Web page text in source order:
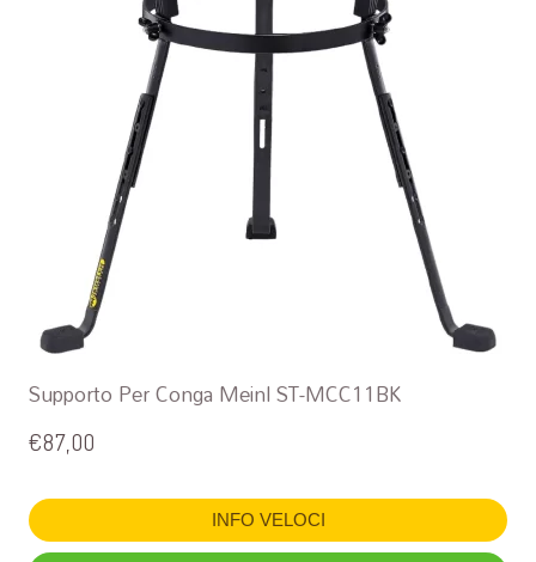
Supporto Per Conga Meinl ST-MCC11BK
€87,00
INFO VELOCI